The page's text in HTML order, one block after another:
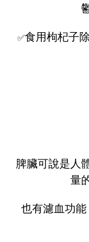
✅食用枸杞子
脾臟可說是人
量
也有濾血功